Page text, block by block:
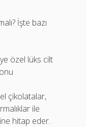
İşte bazı
özel lüks cilt
çikolatalar,
ile
hitap eder.